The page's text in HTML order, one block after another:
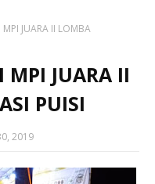
JUARA II LOMBA
MPI JUARA II
PUISI
2019